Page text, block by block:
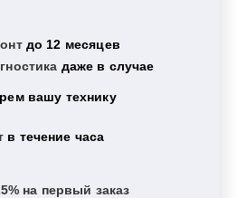
до 12 месяцев
даже в случае
вашу технику
в течение часа
на первый заказ